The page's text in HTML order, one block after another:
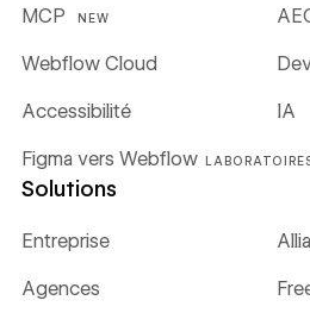
MCP NEW
Webflow Cloud
Figma vers Webflow
Accessibilité IA
Solutions
Entreprise
Agences